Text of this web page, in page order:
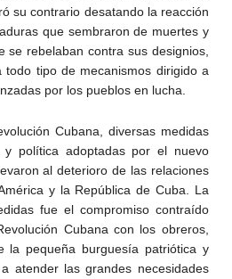
su contrario desatando la reacción
que sembraron de muertes y
se rebelaban contra sus designios,
tipo de mecanismos dirigido a
por los pueblos en lucha.
Cubana, diversas medidas
y política adoptadas por el nuevo
al deterioro de las relaciones
y la República de Cuba. La
fue el compromiso contraído
Cubana con los obreros,
la pequeña burguesía patriótica y
atender las grandes necesidades